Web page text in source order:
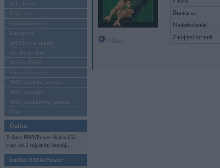
Rolls-Royce
Pasākumi
Vadāmības tests
Autosports
BMWPower aktuāli
Reklāmas raksti
Mēneša BMW
Sērijveida tūnings
BMW pasaules jaunumi
BMW koncepti
BMW konkurentu jaunumi
Moto
Online
Pašreiz BMWPower skatās 152
viesi un 2 reģistrēti lietotāji.
Ienākt BMWPower
Braucu ar:
Nodarbošanās:
Ziņojumi forumā: